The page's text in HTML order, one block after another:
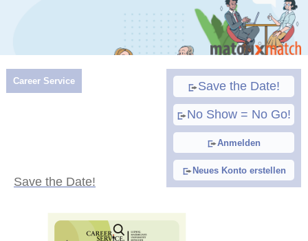
Save the Date!
No Show = No Go!
Anmelden
Neues Konto erstellen
Career Service
Save the Date!